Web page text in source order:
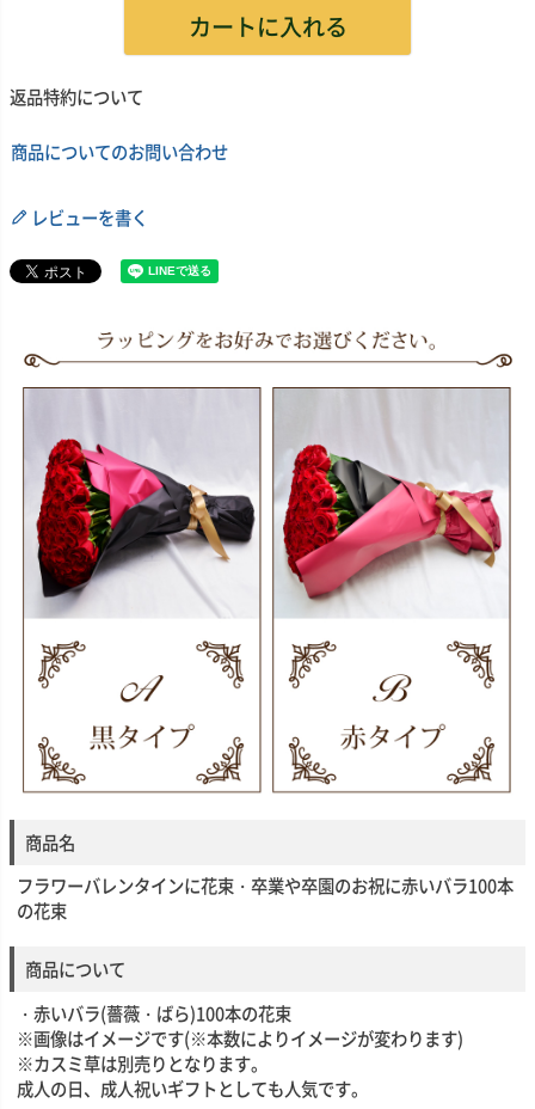
カートに入れる
返品特約について
商品についてのお問い合わせ
レビューを書く
商品名
フラワーバレンタインに花束・卒業や卒園のお祝に赤いバラ100本
の花束
商品について
・赤いバラ(薔薇・ばら)100本の花束
※画像はイメージです(※本数によりイメージが変わります)
※カスミ草は別売りとなります。
成人の日、成人祝いギフトとしても人気です。